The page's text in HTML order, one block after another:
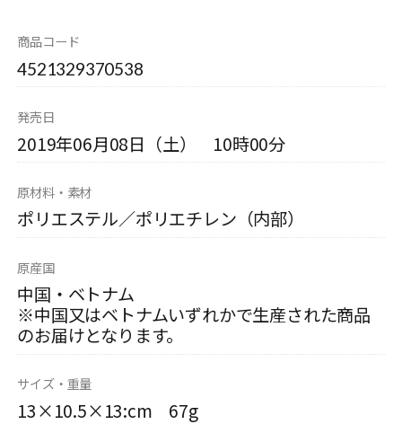
商品コード
4521329370538
発売日
2019年06月08日（土） 10時00分
原材料・素材
ポリエステル／ポリエチレン（内部）
原産国
中国・ベトナム
※中国又はベトナムいずれかで生産された商品
のお届けとなります。
サイズ・重量
13×10.5×13:cm 67g